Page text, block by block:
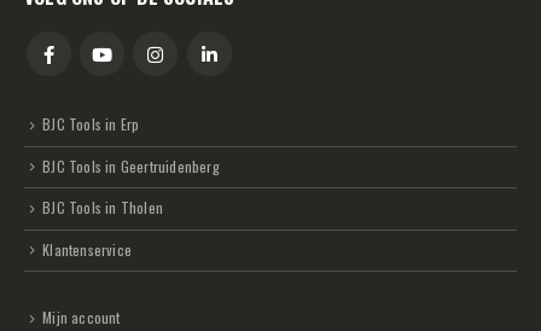
BJC Tools in Erp
BJC Tools in Geertruidenberg
BJC Tools in Tholen
Klantenservice
Mijn account